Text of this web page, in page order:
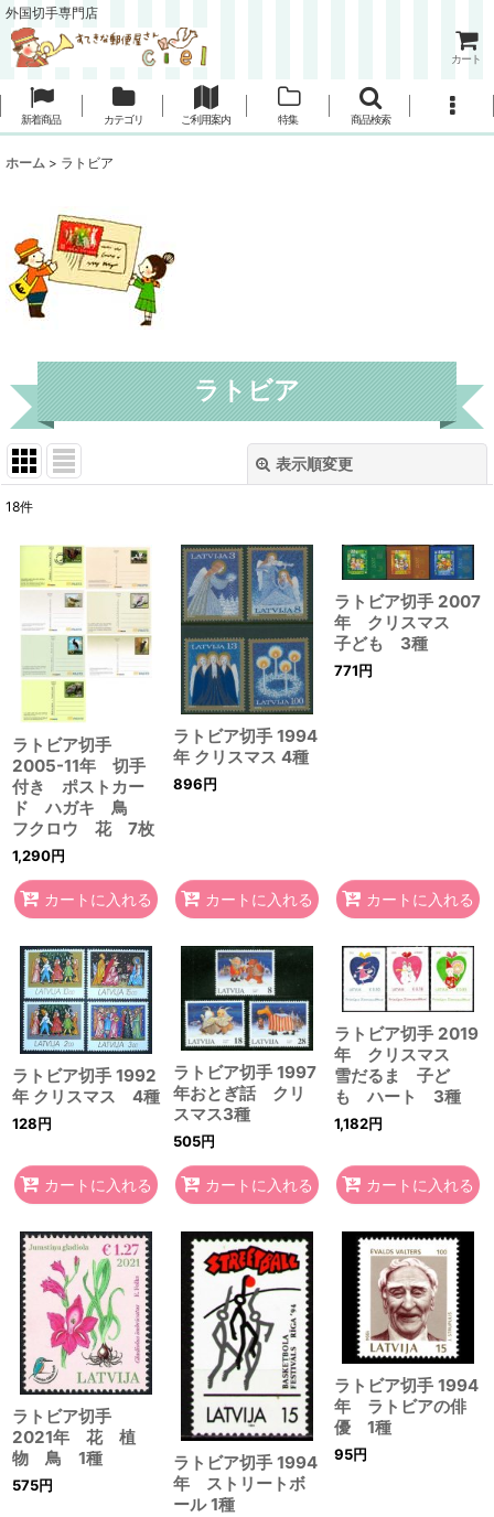
外国切手専門店
カート
新着商品 カテゴリ ご利用案内 特集 商品検索
ホーム > ラトビア
ラトビア
表示順変更
在庫あり
並び順:
絞り込む
18件
ラトビア切手
2005-11年 切手
付き ポストカー
ド ハガキ 鳥
フクロウ 花 7枚
1,290円
カートに入れる
ラトビア切手 1994
年 クリスマス 4種
896円
カートに入れる
ラトビア切手 2007
年 クリスマス
子ども 3種
771円
カートに入れる
ラトビア切手 1992
年 クリスマス 4種
128円
カートに入れる
ラトビア切手 1997
年おとぎ話 クリ
スマス3種
505円
カートに入れる
ラトビア切手 2019
年 クリスマス
雪だるま 子ど
も ハート 3種
1,182円
カートに入れる
ラトビア切手
2021年 花 植
物 鳥 1種
575円
ラトビア切手 1994
年 ストリートボ
ール 1種
ラトビア切手 1994
年 ラトビアの俳
優 1種
95円